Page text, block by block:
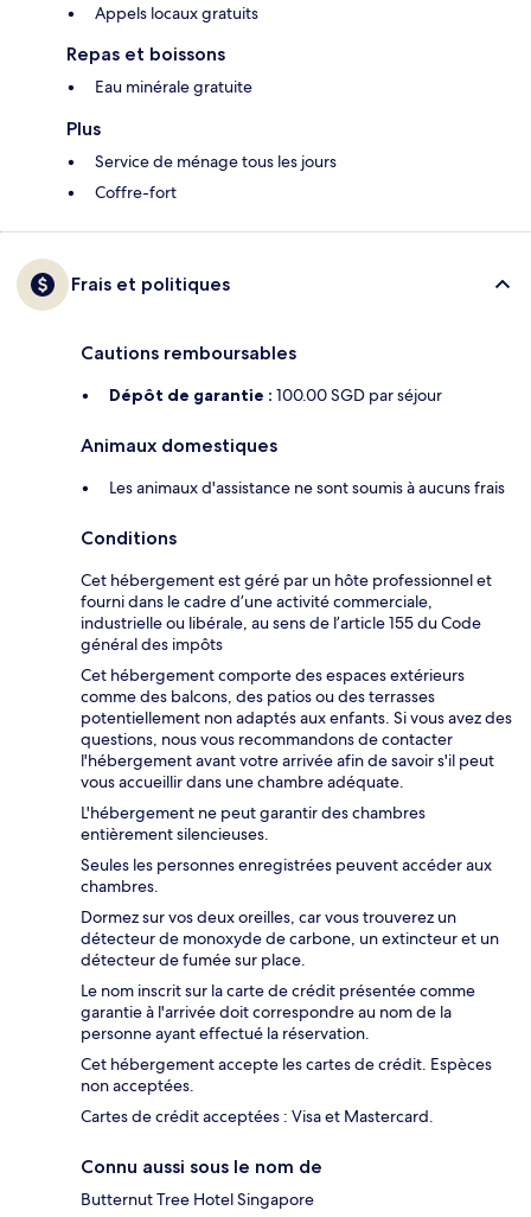
Appels locaux gratuits
Repas et boissons
Eau minérale gratuite
Plus
Service de ménage tous les jours
Coffre-fort
Frais et politiques
Cautions remboursables
Dépôt de garantie : 100.00 SGD par séjour
Animaux domestiques
Les animaux d'assistance ne sont soumis à aucuns frais
Conditions
Cet hébergement est géré par un hôte professionnel et
fourni dans le cadre d’une activité commerciale,
industrielle ou libérale, au sens de l’article 155 du Code
général des impôts
Cet hébergement comporte des espaces extérieurs
comme des balcons, des patios ou des terrasses
potentiellement non adaptés aux enfants. Si vous avez des
questions, nous vous recommandons de contacter
l'hébergement avant votre arrivée afin de savoir s'il peut
vous accueillir dans une chambre adéquate.
L'hébergement ne peut garantir des chambres
entièrement silencieuses.
Seules les personnes enregistrées peuvent accéder aux
chambres.
Dormez sur vos deux oreilles, car vous trouverez un
détecteur de monoxyde de carbone, un extincteur et un
détecteur de fumée sur place.
Le nom inscrit sur la carte de crédit présentée comme
garantie à l'arrivée doit correspondre au nom de la
personne ayant effectué la réservation.
Cet hébergement accepte les cartes de crédit. Espèces
non acceptées.
Cartes de crédit acceptées : Visa et Mastercard.
Connu aussi sous le nom de
Butternut Tree Hotel Singapore